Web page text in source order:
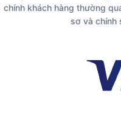
chính khách hàng thường
sơ và chính